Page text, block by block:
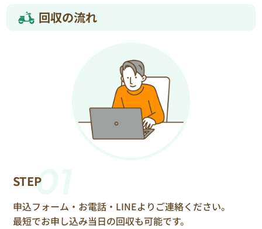
回収の流れ
STEP01
申込フォーム・お電話・LINEよりご連絡ください。
最短でお申し込み当日の回収も可能です。